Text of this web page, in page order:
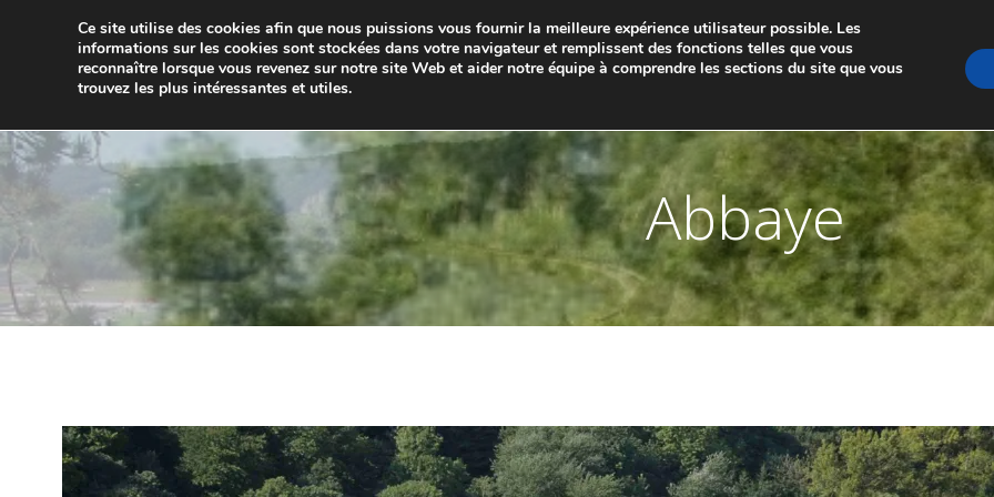
JUMELAGE DE MARCHE-LES-DAMES ET PONTAILLER-
ACCUEIL
Abbaye
Ce site utilise des cookies afin que nous puissions vous fournir la meilleure expérience utilisateur possible. Les
informations sur les cookies sont stockées dans votre navigateur et remplissent des fonctions telles que vous
reconnaître lorsque vous revenez sur notre site Web et aider notre équipe à comprendre les sections du site que vous
trouvez les plus intéressantes et utiles.